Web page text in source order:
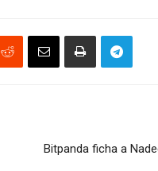
Bitpanda ficha a